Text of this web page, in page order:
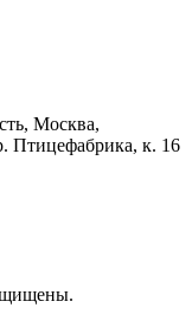
, Москва,
Птицефабрика, к. 16